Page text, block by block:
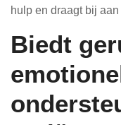
hulp en draagt bij
Biedt